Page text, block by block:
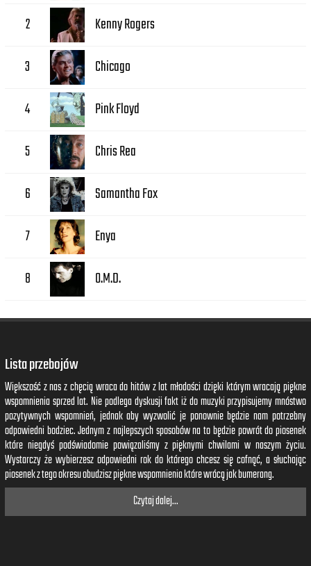
2 Kenny Rogers
3 Chicago
4 Pink Floyd
5 Chris Rea
6 Samantha Fox
7 Enya
8 O.M.D.
Lista przebojów
Większość z nas z chęcią wraca do hitów z lat młodości dzięki którym wracają piękne
wspomnienia sprzed lat. Nie podlega dyskusji fakt iż do muzyki przypisujemy mnóstwo
pozytywnych wspomnień, jednak aby wyzwolić je ponownie będzie nam potrzebny
odpowiedni bodziec. Jednym z najlepszych sposobów na to będzie powrót do piosenek
które niegdyś podświadomie powiązaliśmy z pięknymi chwilami w naszym życiu.
Wystarczy że wybierzesz odpowiedni rok do którego chcesz się cofnąć, a słuchając
piosenek z tego okresu obudzisz piękne wspomnienia które wrócą jak bumerang.
Czytaj dalej...